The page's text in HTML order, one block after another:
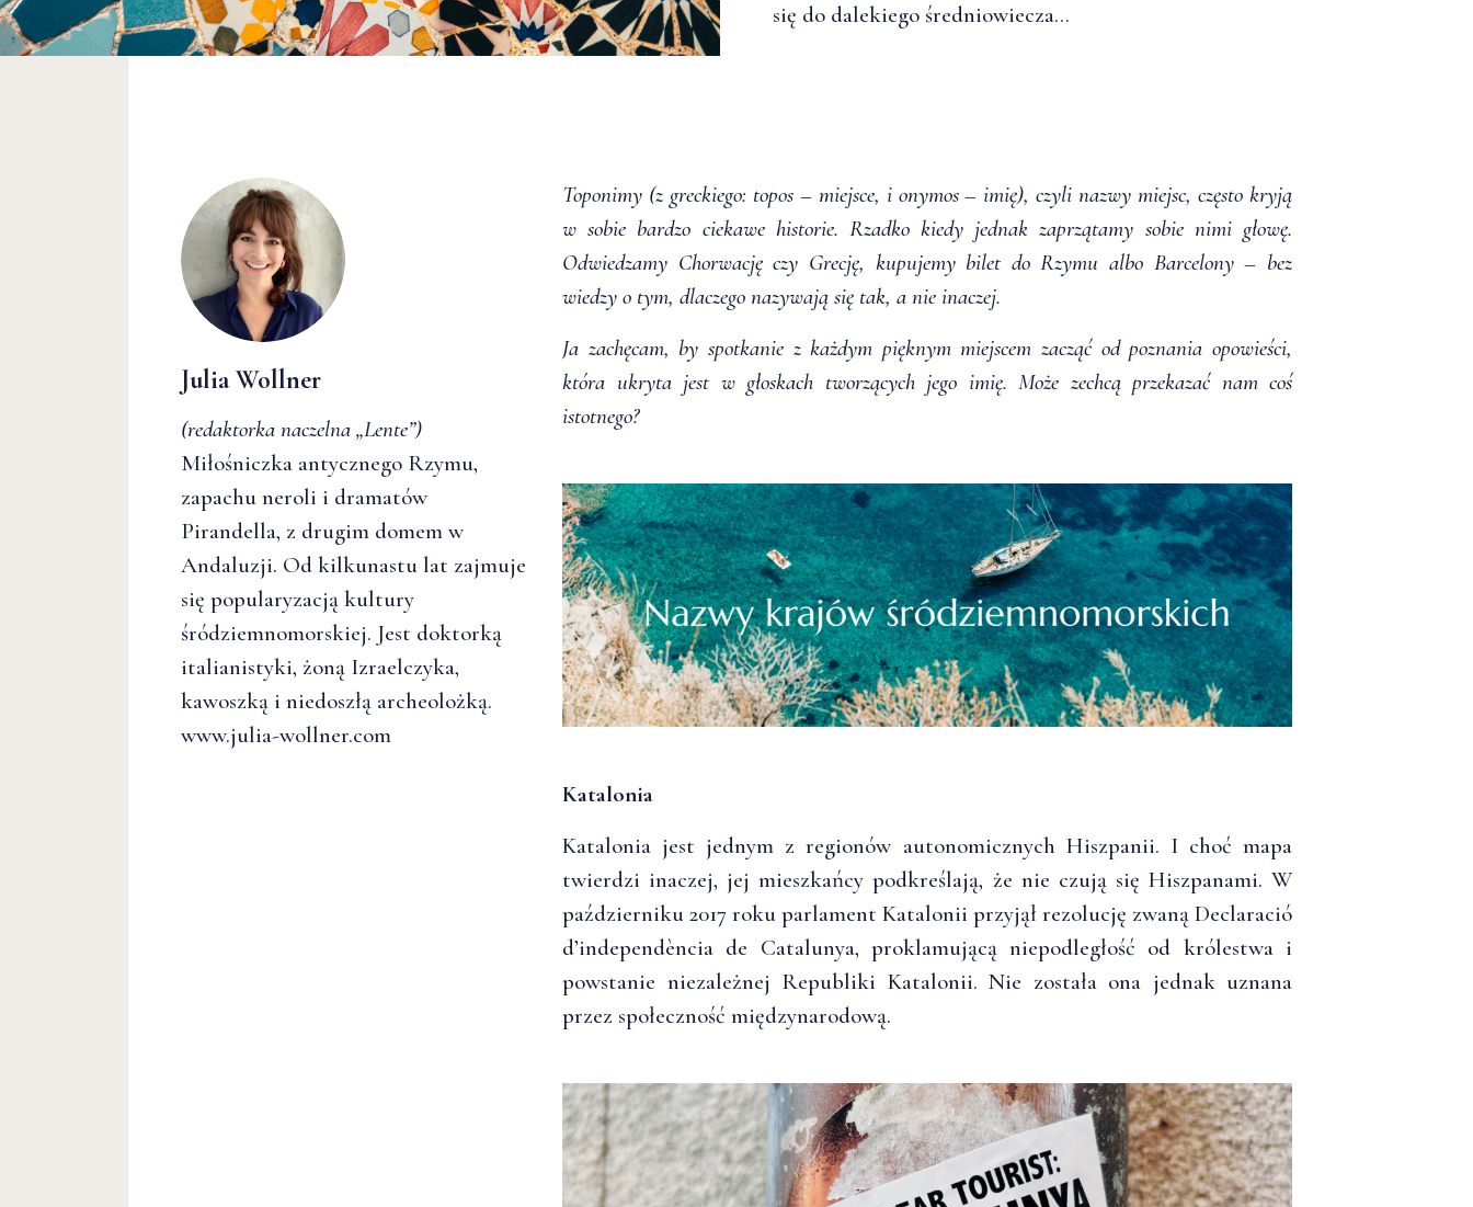
się do dalekiego średniowiecza...
Julia Wollner
(redaktorka naczelna „Lente”)
Miłośniczka antycznego Rzymu,
zapachu neroli i dramatów
Pirandella, z drugim domem w
Andaluzji. Od kilkunastu lat zajmuje
się popularyzacją kultury
śródziemnomorskiej. Jest doktorką
italianistyki, żoną Izraelczyka,
kawoszką i niedoszłą archeolożką.
www.julia-wollner.com
Toponimy (z greckiego: topos – miejsce, i onymos – imię), czyli nazwy miejsc, często kryją
w sobie bardzo ciekawe historie. Rzadko kiedy jednak zaprzątamy sobie nimi głowę.
Odwiedzamy Chorwację czy Grecję, kupujemy bilet do Rzymu albo Barcelony – bez
wiedzy o tym, dlaczego nazywają się tak, a nie inaczej.
Ja zachęcam, by spotkanie z każdym pięknym miejscem zacząć od poznania opowieści,
która ukryta jest w głoskach tworzących jego imię. Może zechcą przekazać nam coś
istotnego?
Katalonia
Katalonia jest jednym z regionów autonomicznych Hiszpanii. I choć mapa
twierdzi inaczej, jej mieszkańcy podkreślają, że nie czują się Hiszpanami. W
październiku 2017 roku parlament Katalonii przyjął rezolucję zwaną Declaració
d’independència de Catalunya, proklamującą niepodległość od królestwa i
powstanie niezależnej Republiki Katalonii. Nie została ona jednak uznana
przez społeczność międzynarodową.